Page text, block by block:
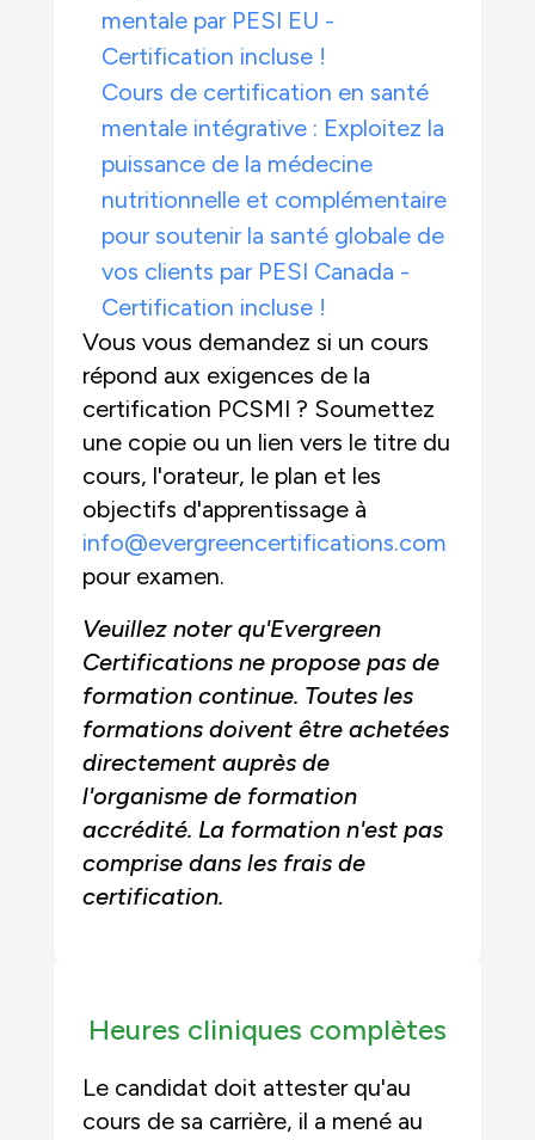
mentale par PESI EU -
Certification incluse !
Cours de certification en santé
mentale intégrative : Exploitez la
puissance de la médecine
nutritionnelle et complémentaire
pour soutenir la santé globale de
vos clients par PESI Canada -
Certification incluse !
Vous vous demandez si un cours
répond aux exigences de la
certification PCSMI ? Soumettez
une copie ou un lien vers le titre du
cours, l'orateur, le plan et les
objectifs d'apprentissage à
info@evergreencertifications.com
pour examen.
Veuillez noter qu'Evergreen
Certifications ne propose pas de
formation continue. Toutes les
formations doivent être achetées
directement auprès de
l'organisme de formation
accrédité. La formation n'est pas
comprise dans les frais de
certification.
Heures cliniques complètes
Le candidat doit attester qu'au
cours de sa carrière, il a mené au